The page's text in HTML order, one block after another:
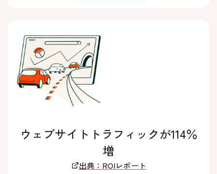
ウェブサイトトラフィックが114％
増
出典：ROIレポート